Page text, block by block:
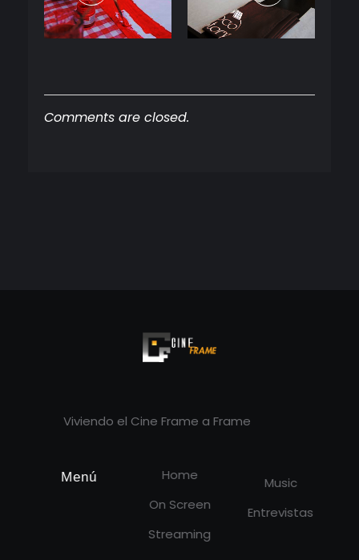
Comments are closed.
Viviendo el Cine Frame a Frame
Menú
Home
On Screen
Streaming
Music
Entrevistas